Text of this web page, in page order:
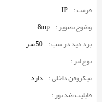
فرمت : IP
وضوح تصویر : 8mp
برد دید در شب : 50 متر
نوع لنز :
میکروفن داخلی : دارد
قابلیت ضد نور :